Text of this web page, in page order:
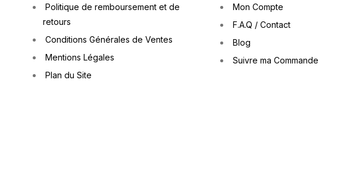
Politique de remboursement et de
retours
Conditions Générales de Ventes
Mentions Légales
Plan du Site
Mon Compte
F.A.Q / Contact
Blog
Suivre ma Commande